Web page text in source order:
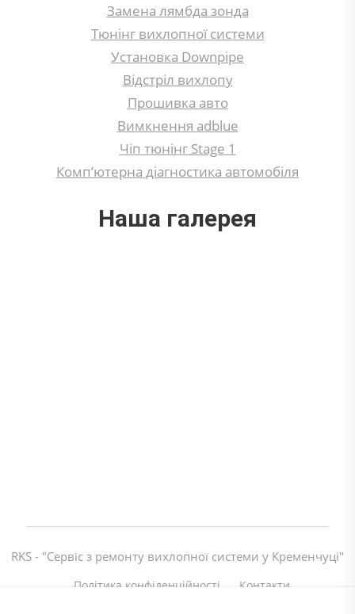
Замена лямбда зонда
Тюнінг вихлопної системи
Установка Downpipe
Відстріл вихлопу
Прошивка авто
Вимкнення adblue
Чіп тюнінг Stage 1
Комп’ютерна діагностика автомобіля
Наша галерея
RKS - "Сервіс з ремонту вихлопної системи у Кременчуці"
Політика конфіденційності Контакти